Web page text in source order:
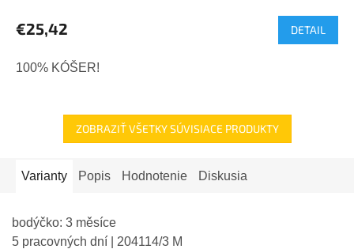
€25,42 DETAIL
100% KÓŠER!
ZOBRAZIŤ VŠETKY SÚVISIACE PRODUKTY
Varianty Popis Hodnotenie Diskusia
bodýčko: 3 měsíce
5 pracovných dní
| 204114/3 M